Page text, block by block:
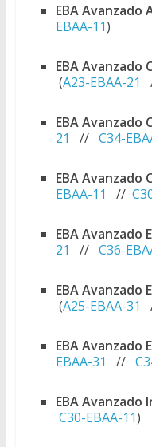
EBA Avanzado
EBAA-11)
EBA Avanzado
(A23-EBAA-21
EBA Avanzado
21
// C34-
EBA Avanzado
EBAA-11
//
EBA Avanzado
21
// C36-
EBA Avanzado
(A25-EBAA-31
EBA Avanzado
EBAA-31
//
EBA Avanzado
C30-EBAA-11)